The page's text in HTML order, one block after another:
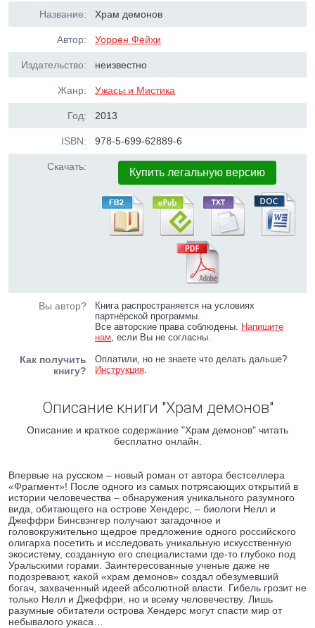
Название: Храм демонов
Автор: Уоррен Фейхи
Издательство: неизвестно
Жанр: Ужасы и Мистика
Год: 2013
ISBN: 978-5-699-62889-6
Скачать: Купить легальную версию
Вы автор?
Книга распространяется на условиях
партнёрской программы.
Все авторские права соблюдены. Напишите
нам, если Вы не согласны.
Как получить
книгу?
Оплатили, но не знаете что делать дальше?
Инструкция.
Описание книги "Храм демонов"
Описание и краткое содержание "Храм демонов" читать
бесплатно онлайн.
Впервые на русском – новый роман от автора бестселлера
«Фрагмент»! После одного из самых потрясающих открытий в
истории человечества – обнаружения уникального разумного
вида, обитающего на острове Хендерс, – биологи Нелл и
Джеффри Бинсвэнгер получают загадочное и
головокружительно щедрое предложение одного российского
олигарха посетить и исследовать уникальную искусственную
экосистему, созданную его специалистами где-то глубоко под
Уральскими горами. Заинтересованные ученые даже не
подозревают, какой «храм демонов» создал обезумевший
богач, захваченный идеей абсолютной власти. Гибель грозит не
только Нелл и Джеффри, но и всему человечеству. Лишь
разумные обитатели острова Хендерс могут спасти мир от
небывалого ужаса…